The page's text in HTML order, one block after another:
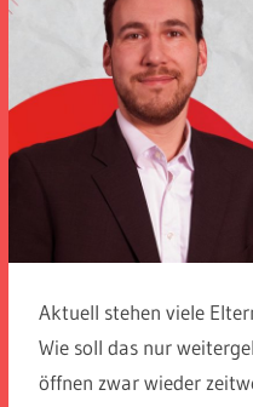
Aktuell stehen viele
Wie soll das nur
öffnen zwar wieder